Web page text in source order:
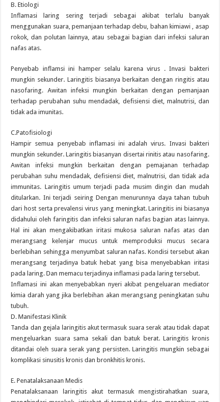
B. Etiologi
Inflamasi laring sering terjadi sebagai akibat terlalu banyak
menggunakan suara, pemanjaan terhadap debu, bahan kimiawi , asap
rokok, dan polutan lainnya, atau sebagai bagian dari infeksi saluran
nafas atas.
Penyebab inflamsi ini hamper selalu karena virus . Invasi bakteri
mungkin sekunder. Laringitis biasanya berkaitan dengan ringitis atau
nasofaring. Awitan infeksi mungkin berkaitan dengan pemanjaan
terhadap perubahan suhu mendadak, defisiensi diet, malnutrisi, dan
tidak ada imunitas.
C.Patofisiologi
Hampir semua penyebab inflamasi ini adalah virus. Invasi bakteri
mungkin sekunder. Laringitis biasanyan disertai rinitis atau nasofaring.
Awitan infeksi mungkin berkaitan dengan pemajanan terhadap
perubahan suhu mendadak, defisiensi diet, malnutrisi, dan tidak ada
immunitas. Laringitis umum terjadi pada musim dingin dan mudah
ditularkan. Ini terjadi seiring Dengan menurunnya daya tahan tubuh
dari host serta prevalensi virus yang meningkat. Laringitis ini biasanya
didahului oleh faringitis dan infeksi saluran nafas bagian atas lainnya.
Hal ini akan mengakibatkan iritasi mukosa saluran nafas atas dan
merangsang kelenjar mucus untuk memproduksi mucus secara
berlebihan sehingga menyumbat saluran nafas. Kondisi tersebut akan
merangsang terjadinya batuk hebat yang bisa menyebabkan iritasi
pada laring. Dan memacu terjadinya inflamasi pada laring tersebut.
Inflamasi ini akan menyebabkan nyeri akibat pengeluaran mediator
kimia darah yang jika berlebihan akan merangsang peningkatan suhu
tubuh.
D. Manifestasi Klinik
Tanda dan gejala laringitis akut termasuk suara serak atau tidak dapat
mengeluarkan suara sama sekali dan batuk berat. Laringitis kronis
ditandai oleh suara serak yang persisten. Laringitis mungkin sebagai
komplikasi sinusitis kronis dan bronkhitis kronis.
E. Penatalaksanaan Medis
Penatalaksanaan laringitis akut termasuk mengistirahatkan suara,